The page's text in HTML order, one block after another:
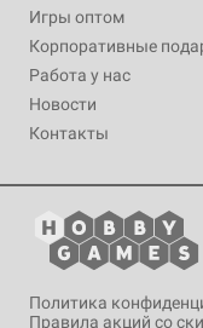
Игры оптом
Корпоративные
Работа у нас
Новости
Контакты
Политика
Правила акций со